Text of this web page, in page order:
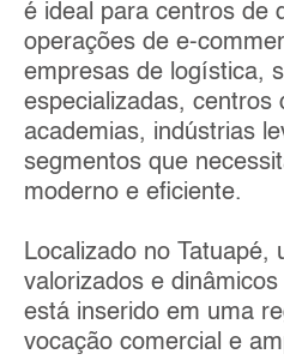
é ideal para centros de
operações de e-
empresas de logística,
especializadas, centros
academias, indústrias
segmentos que
moderno e eficiente.
Localizado no Tatuapé,
valorizados e
está inserido em uma
vocação comercial e